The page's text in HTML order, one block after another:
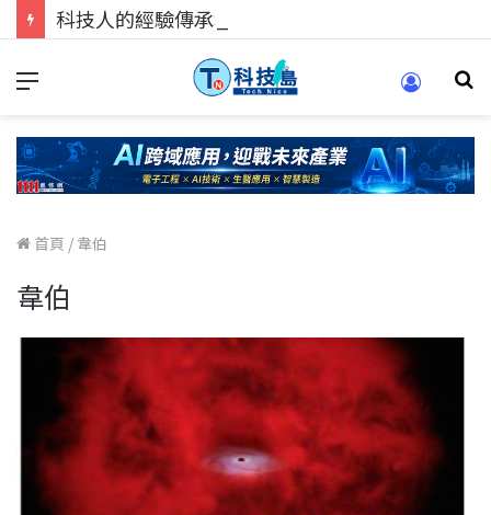
首頁 /韋伯
韋伯